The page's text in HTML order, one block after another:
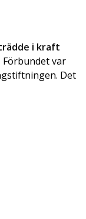
i kraft
Förbundet var
Det